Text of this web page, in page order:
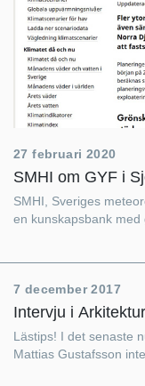
27 februari 2020
SMHI om GYF i
SMHI, Sveriges
en kunskapsbank med
7 december 2017
Intervju i Arkitektur
Lästips! I det senaste
Mattias Gustafsson